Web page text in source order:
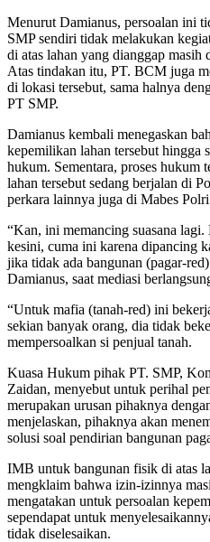
Menurut Damianus, persoalan ini
SMP sendiri tidak melakukan
di atas lahan yang dianggap masih
Atas tindakan itu, PT. BCM juga
di lokasi tersebut, sama halnya
PT SMP.
Damianus kembali menegaskan
kepemilikan lahan tersebut hingga
hukum. Sementara, proses hukum
lahan tersebut sedang berjalan di
perkara lainnya juga di Mabes
“Kan, ini memancing suasana
kesini, cuma ini karena dipancing
jika tidak ada bangunan (pagar-
Damianus, saat mediasi
“Untuk mafia (tanah-red) ini
sekian banyak orang, dia tidak
mempersoalkan si penjual tanah.
Kuasa Hukum pihak PT. SMP,
Zaidan, menyebut untuk perihal
merupakan urusan pihaknya
menjelaskan, pihaknya akan
solusi soal pendirian bangunan
IMB untuk bangunan fisik di atas
mengklaim bahwa izin-izinnya
mengatakan untuk persoalan
sependapat untuk
tidak diselesaikan.